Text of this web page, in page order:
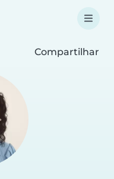
Compartilhar